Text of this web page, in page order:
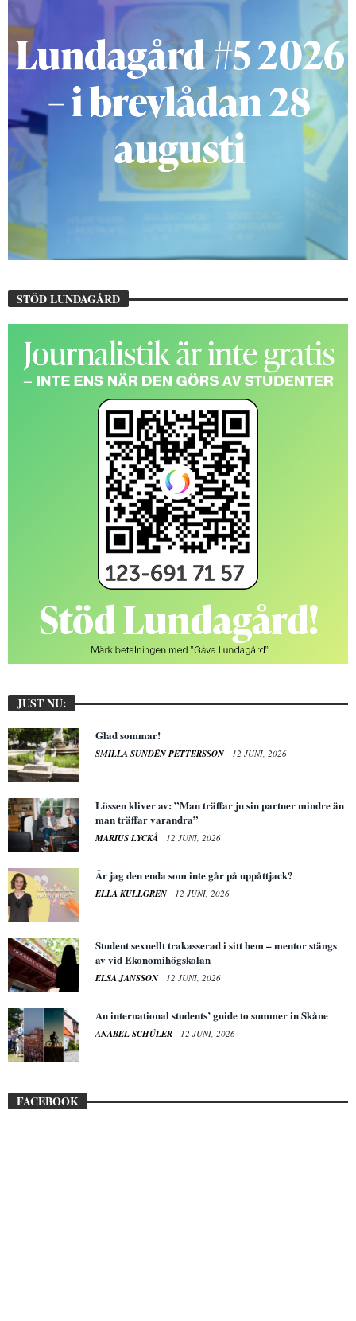
STÖD LUNDAGÅRD
JUST NU:
Glad sommar!
SMILLA SUNDÉN PETTERSSON 12 JUNI, 2026
Lössen kliver av: ”Man träffar ju sin partner mindre än
man träffar varandra”
MARIUS LYCKÅ 12 JUNI, 2026
Är jag den enda som inte går på uppåttjack?
ELLA KULLGREN 12 JUNI, 2026
Student sexuellt trakasserad i sitt hem – mentor stängs
av vid Ekonomihögskolan
ELSA JANSSON 12 JUNI, 2026
An international students’ guide to summer in Skåne
ANABEL SCHÜLER 12 JUNI, 2026
FACEBOOK